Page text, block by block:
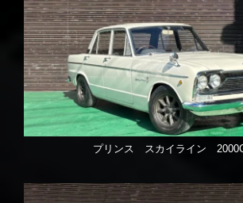
プリンス スカイライン